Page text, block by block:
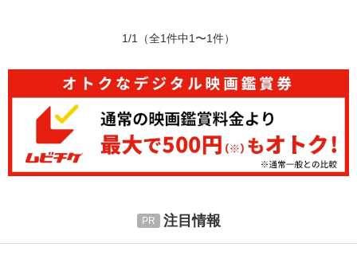
1/1 （全1件中1〜1件）
注目情報